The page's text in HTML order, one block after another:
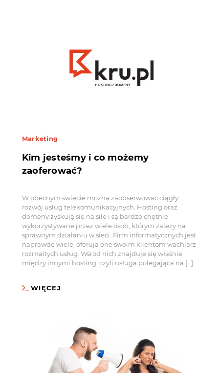
Marketing
Kim jesteśmy i co możemy
zaoferować?
W obecnym świecie można zaobserwować ciągły
rozwój usług telekomunikacyjnych. Hosting oraz
domeny zyskują się na sile i są bardzo chętnie
wykorzystywane przez wiele osób, którym zależy na
sprawnym działaniu w sieci. Firm informatycznych jest
naprawdę wiele, oferują one swoim klientom wachlarz
rozmaitych usług. Wśród nich znajduje się właśnie
między innymi hosting, czyli usługa polegająca na […]
WIĘCEJ